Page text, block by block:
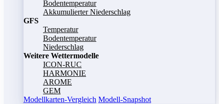
Bodentemperatur
Akkumulierter Niederschlag
GFS
Temperatur
Bodentemperatur
Niederschlag
Weitere Wettermodelle
ICON-RUC
HARMONIE
AROME
GEM
Modellkarten-Vergleich Modell-Snapshot